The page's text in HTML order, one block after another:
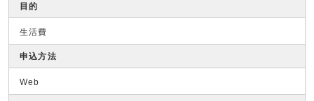
目的
生活費
申込方法
Web